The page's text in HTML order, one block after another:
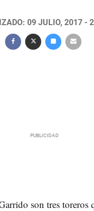
09 JULIO, 2017 -
son tres toreros